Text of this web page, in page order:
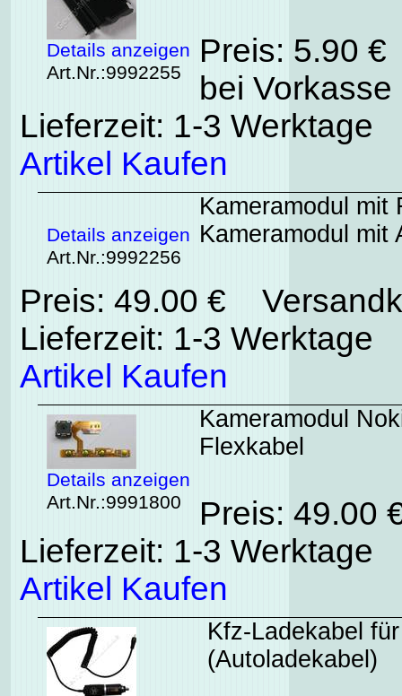
Details anzeigen
Art.Nr.:9992255
Preis: 5.90
bei
Lieferzeit: 1-3 Werktage
Artikel Kaufen
Details anzeigen
Art.Nr.:9992256
Kameramodul mit
Kameramodul mit
Preis: 49.00 €
Lieferzeit: 1-3 Werktage
Artikel Kaufen
Details anzeigen
Art.Nr.:9991800
Kameramodul
Flexkabel
Preis: 49.00
Lieferzeit: 1-3 Werktage
Artikel Kaufen
Kfz-Ladekabel
(Autoladekabel)